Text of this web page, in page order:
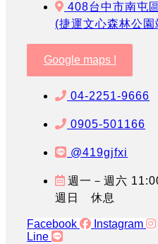
408台中市南屯
(捷運文心森林公
Google maps !
04-2251-9666
0905-501166
@419gjfxi
週一－週六
週日 休息
Facebook
Instagram
Line